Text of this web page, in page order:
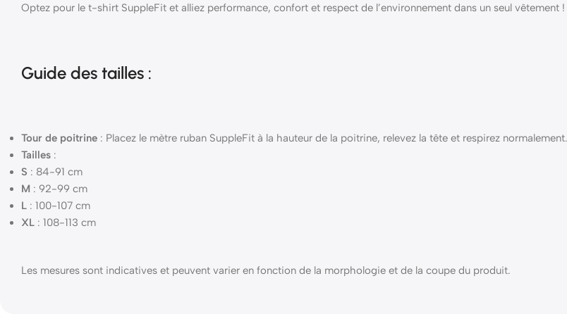
Optez pour le t-shirt SuppleFit et alliez performance, confort et respect de l’environnement dans un seul vêtement !
Guide des tailles :
Tour de poitrine : Placez le mètre ruban SuppleFit à la hauteur de la poitrine, relevez la tête et respirez normalement.
Tailles :
S : 84-91 cm
M : 92-99 cm
L : 100-107 cm
XL : 108-113 cm
Les mesures sont indicatives et peuvent varier en fonction de la morphologie et de la coupe du produit.